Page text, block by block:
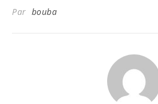
Par bouba